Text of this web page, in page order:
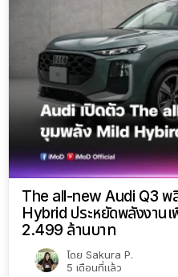
The all-new Audi Q3 พ
Hybrid ประหยัดพลังงาน
2.499 ล้านบาท
โดย Sakura P.
5 เดือนที่แล้ว